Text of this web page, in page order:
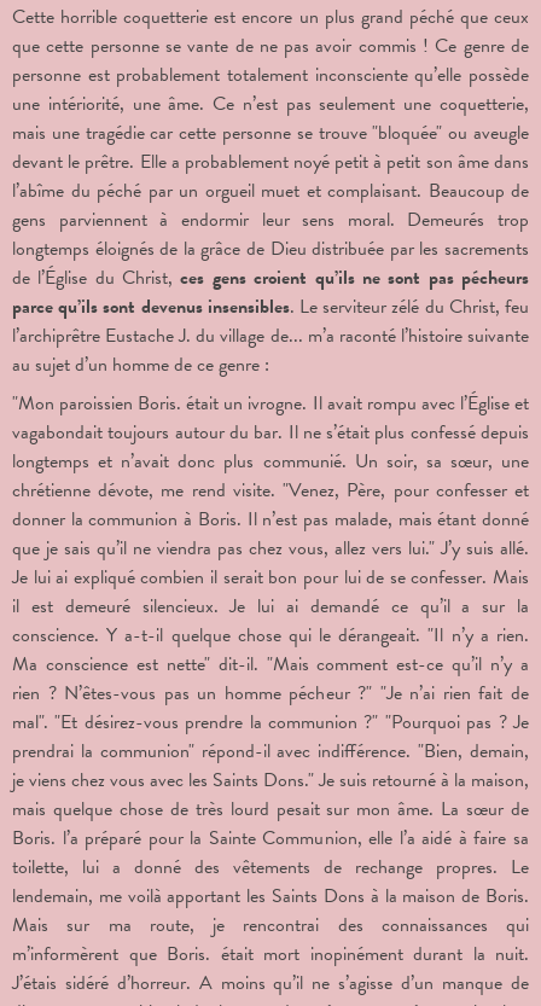
Cette horrible coquetterie est encore un plus grand péché que ceux
que cette personne se vante de ne pas avoir commis ! Ce genre de
personne est probablement totalement inconsciente qu’elle possède
une intériorité, une âme. Ce n’est pas seulement une coquetterie,
mais une tragédie car cette personne se trouve "bloquée" ou aveugle
devant le prêtre. Elle a probablement noyé petit à petit son âme dans
l’abîme du péché par un orgueil muet et complaisant. Beaucoup de
gens parviennent à endormir leur sens moral. Demeurés trop
longtemps éloignés de la grâce de Dieu distribuée par les sacrements
de l’Église du Christ,ces gens croient qu’ils ne sont pas pécheurs
parce qu’ils sont devenus insensibles. Le serviteur zélé du Christ, feu
l’archiprêtre Eustache J. du village de... m’a raconté l’histoire suivante
au sujet d’un homme de ce genre :
"Mon paroissien Boris. était un ivrogne. Il avait rompu avec l’Église et
vagabondait toujours autour du bar. Il ne s’était plus confessé depuis
longtemps et n’avait donc plus communié. Un soir, sa sœur, une
chrétienne dévote, me rend visite. "Venez, Père, pour confesser et
donner la communion à Boris. Il n’est pas malade, mais étant donné
que je sais qu’il ne viendra pas chez vous, allez vers lui." J’y suis allé.
Je lui ai expliqué combien il serait bon pour lui de se confesser. Mais
il est demeuré silencieux. Je lui ai demandé ce qu’il a sur la
conscience. Y a-t-il quelque chose qui le dérangeait. "Il n’y a rien.
Ma conscience est nette" dit-il. "Mais comment est-ce qu’il n’y a
rien ? N’êtes-vous pas un homme pécheur ?" "Je n’ai rien fait de
mal". "Et désirez-vous prendre la communion ?" "Pourquoi pas ? Je
prendrai la communion" répond-il avec indifférence. "Bien, demain,
je viens chez vous avec les Saints Dons." Je suis retourné à la maison,
mais quelque chose de très lourd pesait sur mon âme. La sœur de
Boris. l’a préparé pour la Sainte Communion, elle l’a aidé à faire sa
toilette, lui a donné des vêtements de rechange propres. Le
lendemain, me voilà apportant les Saints Dons à la maison de Boris.
Mais sur ma route, je rencontrai des connaissances qui
m’informèrent que Boris. était mort inopinément durant la nuit.
J’étais sidéré d’horreur. A moins qu’il ne s’agisse d’un manque de